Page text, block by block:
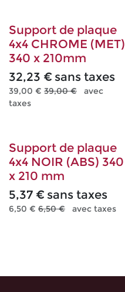
Support de plaque
4x4 CHROME (MET)
340 x 210mm
32,23 € sans taxes
39,00 € 39,00€
avec
taxes
Support de plaque
4x4 NOIR (ABS) 340
x 210 mm
5,37 € sans taxes
6,50 € 6,50€ avec taxes